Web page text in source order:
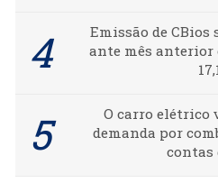
Emissão de CBios
ante mês anterior
O carro elétrico
demanda por
contas